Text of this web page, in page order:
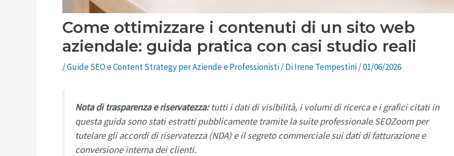
Come ottimizzare i contenuti di un sito web
aziendale: guida pratica con casi studio reali
/Guide SEO e Content Strategy per Aziende e Professionisti/ DiIrene Tempestini/01/06/2026
Nota di trasparenza e riservatezza:tutti i dati di visibilità, i volumi di ricerca e i grafici citati in
questa guida sono stati estratti pubblicamente tramite la suite professionale SEOZoom per
tutelare gli accordi di riservatezza (NDA) e il segreto commerciale sui dati di fatturazione e
conversione interna dei clienti.